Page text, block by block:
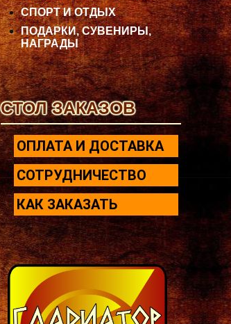
СПОРТ И ОТДЫХ
ПОДАРКИ, СУВЕНИРЫ,
НАГРАДЫ
СТОЛ ЗАКАЗОВ
ОПЛАТА И ДОСТАВКА
СОТРУДНИЧЕСТВО
КАК ЗАКАЗАТЬ